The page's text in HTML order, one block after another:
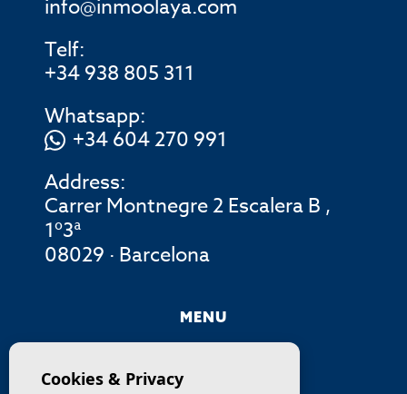
info@inmoolaya.com
Telf:
+34 938 805 311
Whatsapp:
+34 604 270 991
Address:
Carrer Montnegre 2 Escalera B ,
1º3ª
08029 · Barcelona
MENU
Cookies & Privacy